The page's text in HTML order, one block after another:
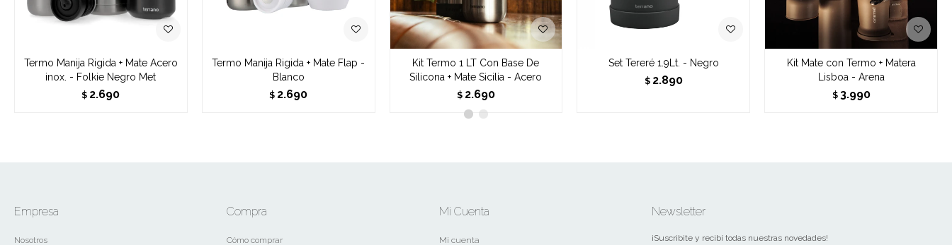
Termo Manija Rigida + Mate Acero
inox. - Folkie Negro Met
$ 2.690
Termo Manija Rigida + Mate Flap -
Blanco
$ 2.690
Kit Termo 1 LT Con Base De
Silicona + Mate Sicilia - Acero
$ 2.690
Set Tereré 1.9Lt. - Negro
$ 2.890
Kit Mate con Termo + Matera
Lisboa - Arena
$ 3.990
Empresa
Nosotros
Compra
Cómo comprar
Mi Cuenta
Mi cuenta
Newsletter
¡Suscribite y recibí todas nuestras novedades!